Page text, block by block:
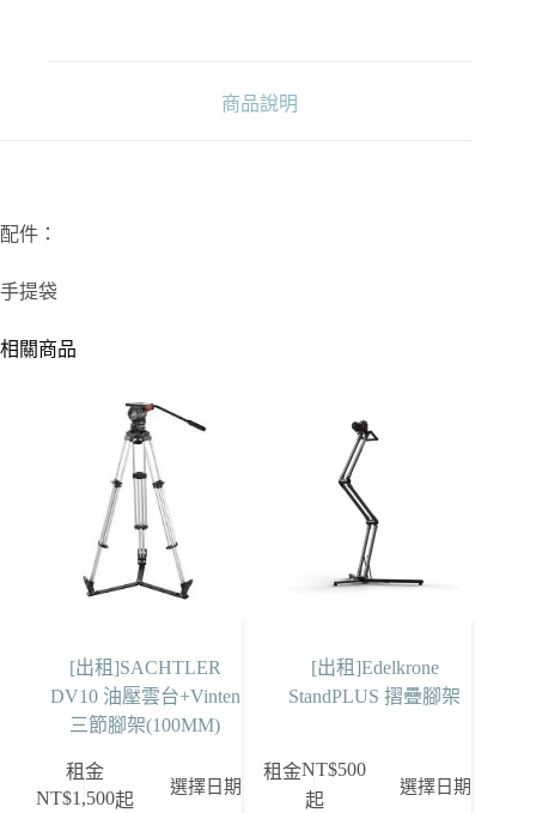
商品說明
配件：
手提袋
相關商品
[出租]SACHTLER
DV10 油壓雲台+Vinten
三節腳架(100MM)
租金
NT$1,500起
選擇日期
[出租]Edelkrone
StandPLUS 摺疊腳架
租金NT$500
起
選擇日期